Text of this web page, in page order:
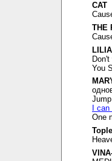
CAT
THE
You
I
One